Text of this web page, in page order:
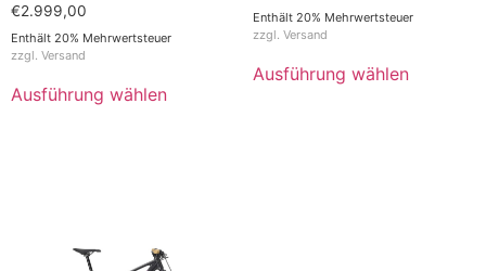
€2.999,00
Enthält 20% Mehrwertsteuer
zzgl. Versand
Ausführung wählen
Enthält 20% Mehrwertsteuer
zzgl. Versand
Ausführung wählen